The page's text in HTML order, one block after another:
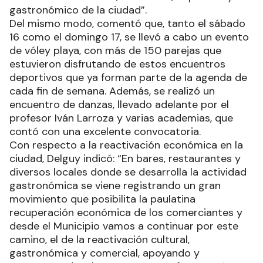
gastronómico de la ciudad”.
Del mismo modo, comentó que, tanto el sábado
16 como el domingo 17, se llevó a cabo un evento
de vóley playa, con más de 150 parejas que
estuvieron disfrutando de estos encuentros
deportivos que ya forman parte de la agenda de
cada fin de semana. Además, se realizó un
encuentro de danzas, llevado adelante por el
profesor Iván Larroza y varias academias, que
contó con una excelente convocatoria.
Con respecto a la reactivación económica en la
ciudad, Delguy indicó: “En bares, restaurantes y
diversos locales donde se desarrolla la actividad
gastronómica se viene registrando un gran
movimiento que posibilita la paulatina
recuperación económica de los comerciantes y
desde el Municipio vamos a continuar por este
camino, el de la reactivación cultural,
gastronómica y comercial, apoyando y